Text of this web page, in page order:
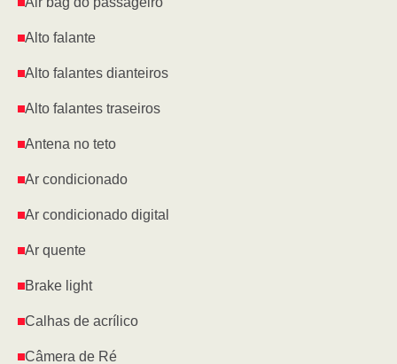
Alto falante
Alto falantes dianteiros
Alto falantes traseiros
Antena no teto
Ar condicionado
Ar condicionado digital
Ar quente
Brake light
Calhas de acrílico
Câmera de Ré